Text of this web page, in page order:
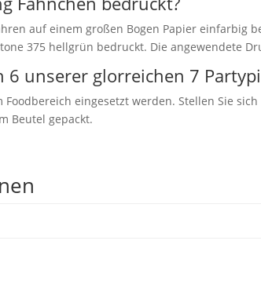
auf einem großen Bogen Papier einfarbig
375 hellgrün bedruckt. Die angewendete
6 unserer glorreichen 7
eingesetzt werden. Stellen Sie
Beutel gepackt.